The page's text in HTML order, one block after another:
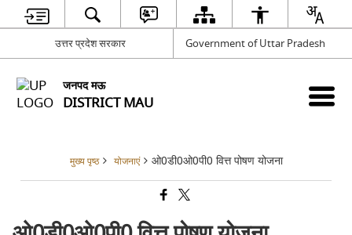
उत्तर प्रदेश सरकार Government of Uttar Pradesh
जनपद मऊ
DISTRICT MAU
मुख्य पृष्ठ योजनाएं ओ0डी0ओ0पी0 वित्त पोषण योजना